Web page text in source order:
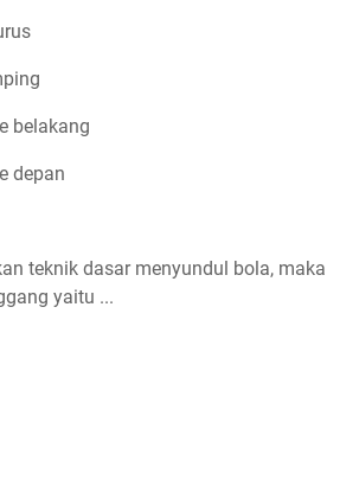
belakang
depan
teknik dasar menyundul bola, maka
yaitu ...